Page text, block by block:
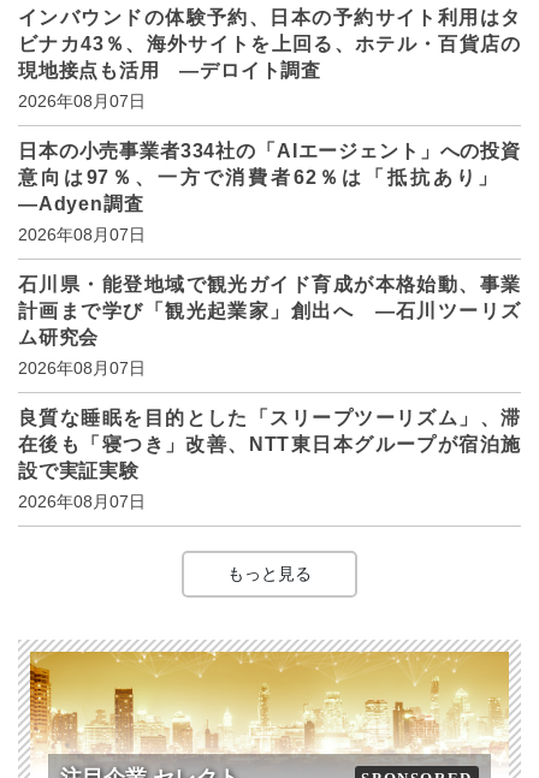
インバウンドの体験予約、日本の予約サイト利用はタ
ビナカ43％、海外サイトを上回る、ホテル・百貨店の
現地接点も活用 ―デロイト調査
2026年08月07日
日本の小売事業者334社の「AIエージェント」への投資
意向は97％、一方で消費者62％は「抵抗あり」
―Adyen調査
2026年08月07日
石川県・能登地域で観光ガイド育成が本格始動、事業
計画まで学び「観光起業家」創出へ ―石川ツーリズ
ム研究会
2026年08月07日
良質な睡眠を目的とした「スリープツーリズム」、滞
在後も「寝つき」改善、NTT東日本グループが宿泊施
設で実証実験
2026年08月07日
もっと見る